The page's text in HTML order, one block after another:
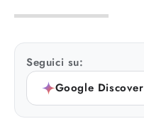
Seguici su:
Google Discover